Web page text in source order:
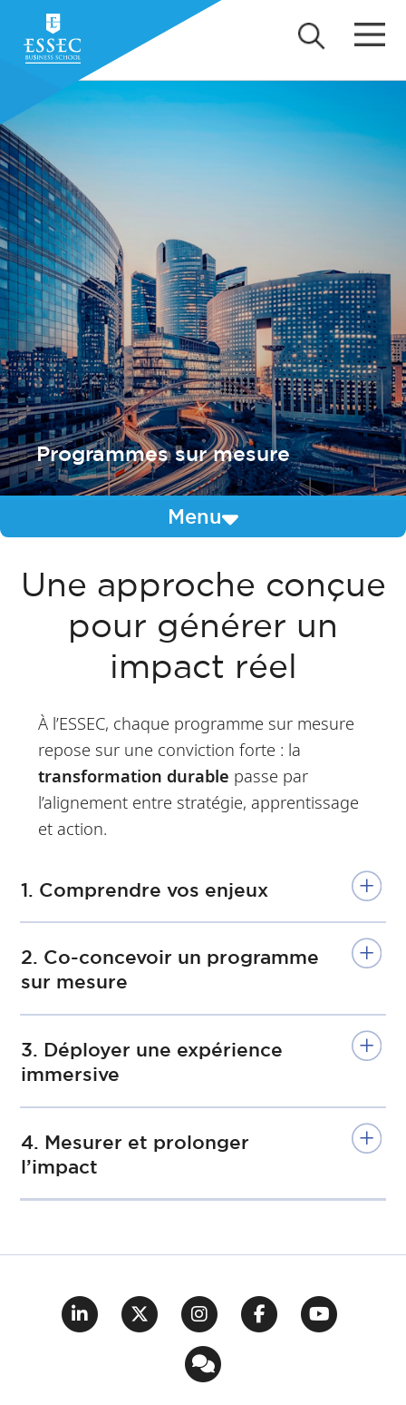
Programmes sur mesure
Menu
Une approche conçue
pour générer un
impact réel
À l’ESSEC, chaque programme sur mesure
repose sur une conviction forte : la
transformation durable passe par
l’alignement entre stratégie, apprentissage
et action.
1. Comprendre vos enjeux
2. Co-concevoir un programme
sur mesure
3. Déployer une expérience
immersive
4. Mesurer et prolonger
l’impact